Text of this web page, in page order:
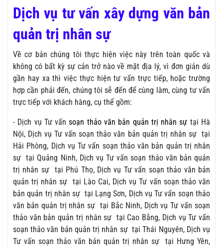
Dịch vụ tư vấn xây dựng văn bản
quản trị nhân sự
Về cơ bản chúng tôi thực hiện việc này trên toàn quốc và
không có bất kỳ sự cản trở nào về mặt địa lý, vì đơn giản dù
gần hay xa thì việc thực hiện tư vấn trực tiếp, hoặc trường
hợp cần phải đến, chúng tôi sẽ đến để cùng làm, cùng tư vấn
trực tiếp với khách hàng, cụ thể gồm:
- Dịch vụ Tư vấnsoạn thảo văn bản quản trị nhân sự tại Hà
Nội, Dịch vụ Tư vấn soạn thảo văn bản quản trị nhân sự tại
Hải Phòng, Dịch vụ Tư vấn soạn thảo văn bản quản trị nhân
sự tại Quảng Ninh, Dịch vụ Tư vấn soạn thảo văn bản quản
trị nhân sự tại Phú Thọ, Dịch vụ Tư vấn soạn thảo văn bản
quản trị nhân sự tại Lào Cai, Dịch vụ Tư vấn soạn thảo văn
bản quản trị nhân sự tại Lạng Sơn, Dịch vụ Tư vấn soạn thảo
văn bản quản trị nhân sự tại Bắc Ninh, Dịch vụ Tư vấn soạn
thảo văn bản quản trị nhân sự tại Cao Bằng, Dịch vụ Tư vấn
soạn thảo văn bản quản trị nhân sự tại Thái Nguyên, Dịch vụ
Tư vấn soạn thảo văn bản quản trị nhân sự tại Hưng Yên,